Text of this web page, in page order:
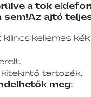
a tok
sem!Az ajtó
kellemes
tartozék.
meg: